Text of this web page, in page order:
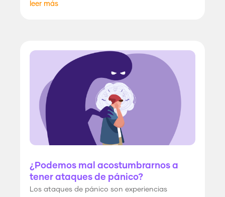
leer más
¿Podemos mal acostumbrarnos a
tener ataques de pánico?
Los ataques de pánico son experiencias